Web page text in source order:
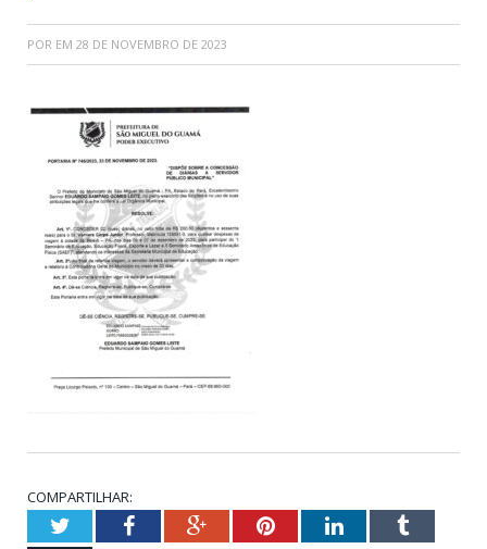
POR EM 28 DE NOVEMBRO DE 2023
COMPARTILHAR:
TwitterFacebookGoogle+PinterestLinkedInTumblr